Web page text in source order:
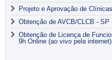
Projeto e Aprovação de
Obtenção de AVCB/CLCB -
Obtenção de Licença de
9h Online (ao vivo pela internet)